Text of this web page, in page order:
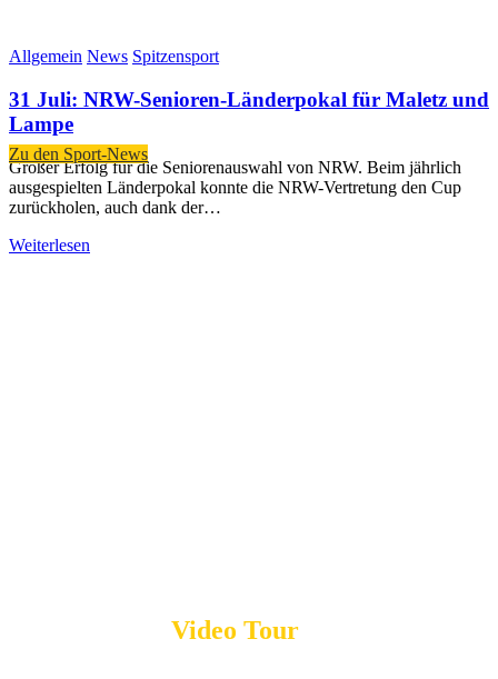
Allgemein News Spitzensport
31 Juli: NRW-Senioren-Länderpokal für Maletz und
Lampe
Großer Erfolg für die Seniorenauswahl von NRW. Beim jährlich
ausgespielten Länderpokal konnte die NRW-Vertretung den Cup
zurückholen, auch dank der…
Weiterlesen
Zu den Sport-News
Video Tour